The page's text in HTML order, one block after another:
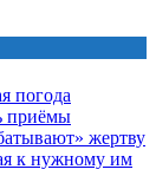
погода
приёмы
жертву
к нужному им